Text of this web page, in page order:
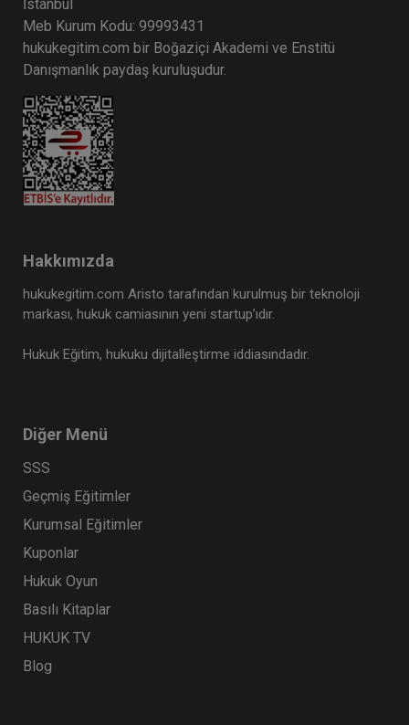
İstanbul
Meb Kurum Kodu: 99993431
hukukegitim.com bir Boğaziçi Akademi ve Enstitü
Danışmanlık paydaş kuruluşudur.
Hakkımızda
hukukegitim.com Aristo tarafından kurulmuş bir teknoloji
markası, hukuk camiasının yeni startup’ıdır.
Hukuk Eğitim, hukuku dijitalleştirme iddiasındadır.
Diğer Menü
SSS
Geçmiş Eğitimler
Kurumsal Eğitimler
Kuponlar
Hukuk Oyun
Basılı Kitaplar
HUKUK TV
Blog